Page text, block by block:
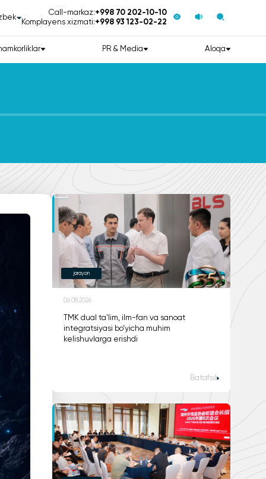
Call-markaz:+998 70 202-10-10
Komplayens xizmati:+998 93 123-02-22
PR & Media Aloqa
jarayon
06.08.2026
TMK dual ta'lim, ilm-fan va sanoat
integratsiyasi bo‘yicha muhim
kelishuvlarga erishdi
Batafsil